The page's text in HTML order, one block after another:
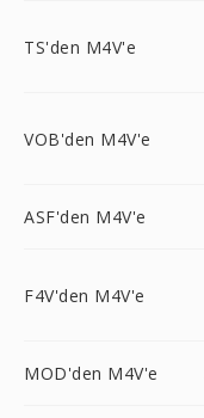
TS'den M4V'e
VOB'den M4V'e
ASF'den M4V'e
F4V'den M4V'e
MOD'den M4V'e